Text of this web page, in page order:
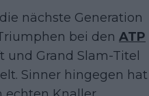
nächste Generation
bei den ATP
Grand Slam-Titel
Sinner hingegen hat